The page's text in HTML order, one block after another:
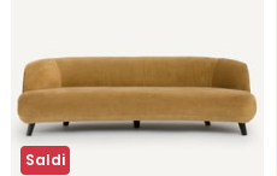
Saldi